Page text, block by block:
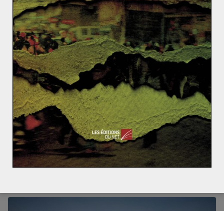
ACTUALITÉS AMÉRIQUE BRÉSIL
ENVIRONNEMENT
MONDIALISATION ET ENJEUX
Marie-Christine BIDAULT 22 décembre 2019 0 Comments
Déforestation de l’Amazonie : Jair
Bolsonaro portera-t-il le coup fatal ?
Joyau du Brésil couvrant plus de 60% de sa superficie,
la forêt amazonienne renferme 20% de la diversité
biologique connue
Read More